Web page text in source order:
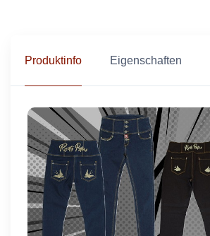
Produktinfo Eigenschaften